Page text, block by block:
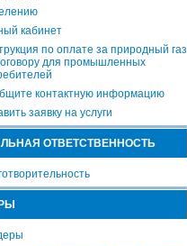
кабинет
по оплате за природный газ
для промышленных
контактную информацию
заявку на услуги
ОТВЕТСТВЕННОСТЬ